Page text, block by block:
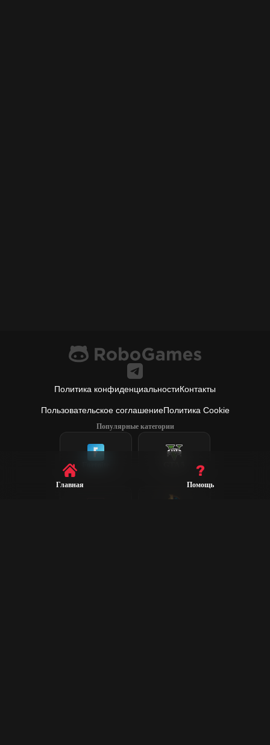
Политика конфиденциальностиКонтакты
Пользовательское соглашениеПолитика Cookie
Популярные категории
Главная Помощь